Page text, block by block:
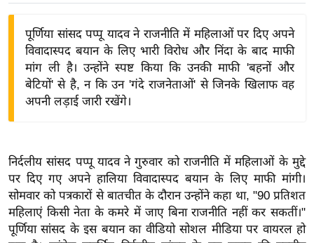
ने
द्यो
वि
शे
ष
ज्ञ
रा
पूर्णिया सांसद पप्पू यादव ने राजनीति में महिलाओं पर दिए अपने
विवादास्पद बयान के लिए भारी विरोध और निंदा के बाद माफी
मांग ली है। उन्होंने स्पष्ट किया कि उनकी माफी 'बहनों और
बेटियों' से है, न कि उन 'गंदे राजनेताओं' से जिनके खिलाफ वह
अपनी लड़ाई जारी रखेंगे।
निर्दलीय सांसद पप्पू यादव ने गुरुवार को राजनीति में महिलाओं के मुद्दे
पर दिए गए अपने हालिया विवादास्पद बयान के लिए माफी मांगी।
सोमवार को पत्रकारों से बातचीत के दौरान उन्होंने कहा था, "90 प्रतिशत
महिलाएं किसी नेता के कमरे में जाए बिना राजनीति नहीं कर सकतीं।"
पूर्णिया सांसद के इस बयान का वीडियो सोशल मीडिया पर वायरल हो